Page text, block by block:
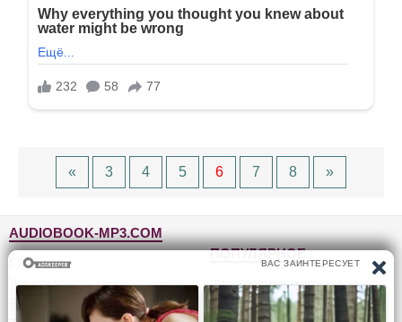
« 3 4 5 6 7 8 »
AUDIOBOOK-MP3.COM
Главная
Жанры
Блог
ПОПУЛЯРНОЕ
Фантастика и фэнтези
Детективы, триллеры